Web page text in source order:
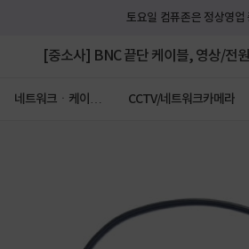
토요일 컴퓨존은 정상영업
[중소사] BNC 끝단 케이블, 영상/전
네트워크ㆍ케이블
CCTV/네트워크카메라